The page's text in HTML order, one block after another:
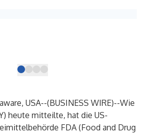
USA--(BUSINESS WIRE)--Wie
heute mitteilte, hat die US-
FDA (Food and Drug